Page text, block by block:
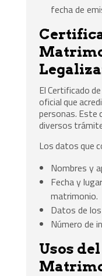
fecha de
El Certificado
oficial que
personas. Este
diversos
Los datos que
Nombres y
Fecha y
matrimonio.
Datos de
Número de
Usos